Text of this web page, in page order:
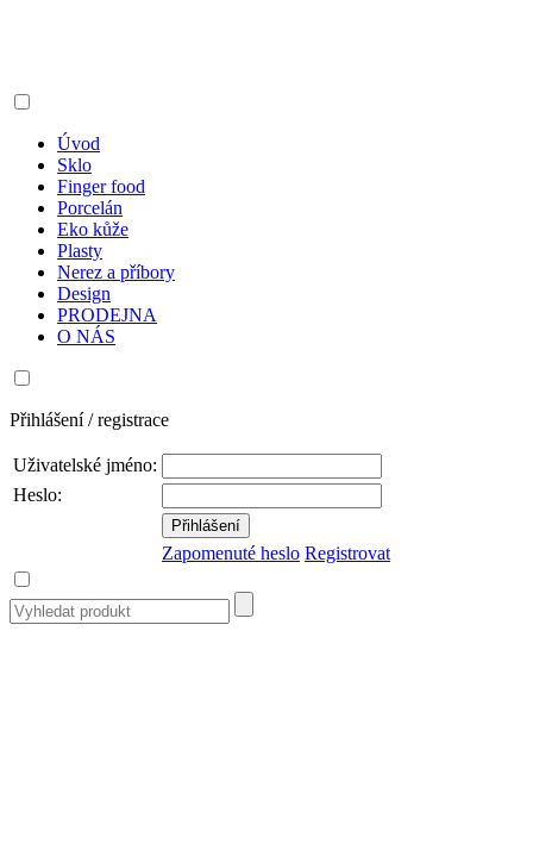
Úvod
Sklo
Finger food
Porcelán
Eko kůže
Plasty
Nerez a příbory
Design
PRODEJNA
O NÁS
Přihlášení / registrace
Uživatelské jméno:
Heslo:
Zapomenuté heslo Registrovat